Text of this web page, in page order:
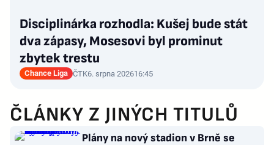
Disciplinárka rozhodla: Kušej bude stát
dva zápasy, Mosesovi byl prominut
zbytek trestu
Chance Liga ČTK6. srpna 202616:45
ČLÁNKY Z JINÝCH TITULŮ
Plány na nový stadion v Brně se